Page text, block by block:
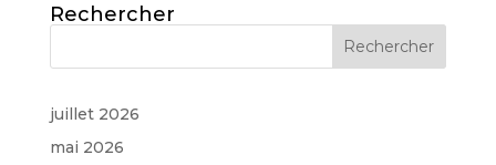
Rechercher
juillet 2026
mai 2026